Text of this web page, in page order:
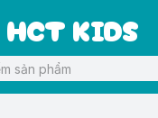
HCT KIDS